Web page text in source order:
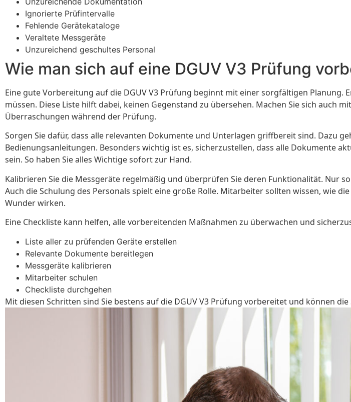
Ignorierte Prüfintervalle
Fehlende Gerätekataloge
Veraltete Messgeräte
Unzureichend geschultes Personal
Wie man sich auf eine DGUV V3 Prüfung
Eine gute Vorbereitung auf die DGUV V3 Prüfung beginnt mit einer sorgfältigen Planung.
müssen. Diese Liste hilft dabei, keinen Gegenstand zu übersehen. Machen Sie sich auch
Überraschungen während der Prüfung.
Sorgen Sie dafür, dass alle relevanten Dokumente und Unterlagen griffbereit sind. Dazu
Bedienungsanleitungen. Besonders wichtig ist es, sicherzustellen, dass alle Dokumente
sein. So haben Sie alles Wichtige sofort zur Hand.
Kalibrieren Sie die Messgeräte regelmäßig und überprüfen Sie deren Funktionalität. Nur
Auch die Schulung des Personals spielt eine große Rolle. Mitarbeiter sollten wissen, wie
Wunder wirken.
Eine Checkliste kann helfen, alle vorbereitenden Maßnahmen zu überwachen und
Liste aller zu prüfenden Geräte erstellen
Relevante Dokumente bereitlegen
Messgeräte kalibrieren
Mitarbeiter schulen
Checkliste durchgehen
Mit diesen Schritten sind Sie bestens auf die DGUV V3 Prüfung vorbereitet und können